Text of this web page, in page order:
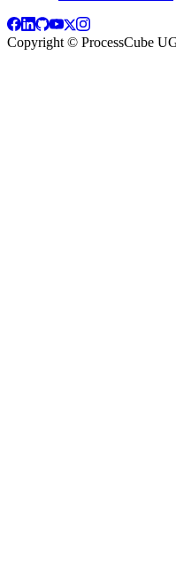
Copyright © ProcessCube